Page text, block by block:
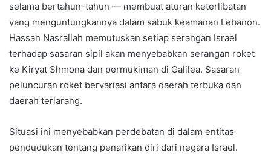
selama bertahun-tahun — membuat aturan keterlibatan
yang menguntungkannya dalam sabuk keamanan Lebanon.
Hassan Nasrallah memutuskan setiap serangan Israel
terhadap sasaran sipil akan menyebabkan serangan roket
ke Kiryat Shmona dan permukiman di Galilea. Sasaran
peluncuran roket bervariasi antara daerah terbuka dan
daerah terlarang.
Situasi ini menyebabkan perdebatan di dalam entitas
pendudukan tentang penarikan diri dari negara Israel.